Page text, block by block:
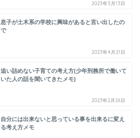
2023年5月13日
息子が土木系の学校に興味があると言い出したの
で
2023年4月21日
追い詰めない子育ての考え方(少年刑務所で働いて
いた人の話を聞いてきたメモ)
2023年2月26日
自分には出来ないと思っている事を出来るに変え
る考え方メモ